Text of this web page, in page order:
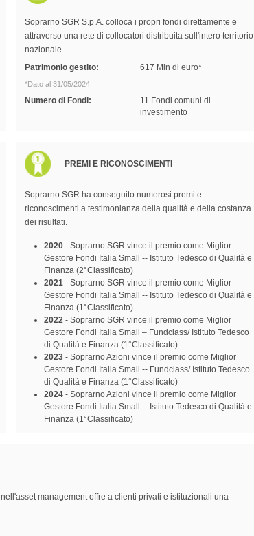
Soprarno SGR S.p.A. colloca i propri fondi direttamente e
attraverso una rete di collocatori distribuita sull'intero territorio
nazionale.
Patrimonio gestito:
617 Mln di euro*
*Dato al 31/05/2024
Numero di Fondi:
11 Fondi comuni di
investimento
PREMI E RICONOSCIMENTI
Soprarno SGR ha conseguito numerosi premi e
riconoscimenti a testimonianza della qualità e della costanza
dei risultati.
2020 - Soprarno SGR vince il premio come Miglior
Gestore Fondi Italia Small -- Istituto Tedesco di Qualità e
Finanza (2°Classificato)
2021 - Soprarno SGR vince il premio come Miglior
Gestore Fondi Italia Small -- Istituto Tedesco di Qualità e
Finanza (1°Classificato)
2022 - Soprarno SGR vince il premio come Miglior
Gestore Fondi Italia Small – Fundclass/ Istituto Tedesco
di Qualità e Finanza (1°Classificato)
2023 - Soprarno Azioni vince il premio come Miglior
Gestore Fondi Italia Small -- Fundclass/ Istituto Tedesco
di Qualità e Finanza (1°Classificato)
2024 - Soprarno Azioni vince il premio come Miglior
Gestore Fondi Italia Small -- Istituto Tedesco di Qualità e
Finanza (1°Classificato)
management offre a clienti privati e istituzionali una